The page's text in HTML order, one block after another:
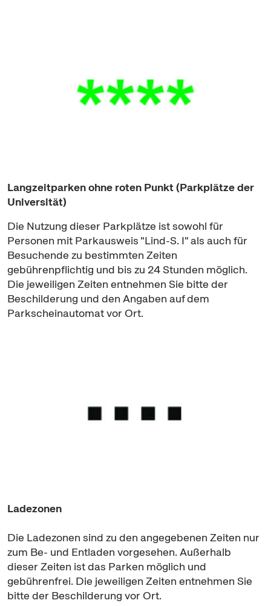
Langzeitparken ohne roten Punkt (Parkplätze der
Universität)
Die Nutzung dieser Parkplätze ist sowohl für
Personen mit Parkausweis "Lind-S. I" als auch für
Besuchende zu bestimmten Zeiten
gebührenpflichtig und bis zu 24 Stunden möglich.
Die jeweiligen Zeiten entnehmen Sie bitte der
Beschilderung und den Angaben auf dem
Parkscheinautomat vor Ort.
Ladezonen
Die Ladezonen sind zu den angegebenen Zeiten nur
zum Be- und Entladen vorgesehen. Außerhalb
dieser Zeiten ist das Parken möglich und
gebührenfrei. Die jeweiligen Zeiten entnehmen Sie
bitte der Beschilderung vor Ort.